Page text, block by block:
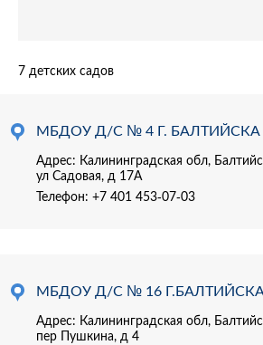
7 детских садов
МБДОУ Д/С № 4 Г. БАЛТИЙСКА
Адрес: Калининградская обл,
ул Садовая, д 17А
Телефон: +7 401 453-07-03
МБДОУ Д/С № 16
Адрес: Калининградская обл,
пер Пушкина, д 4